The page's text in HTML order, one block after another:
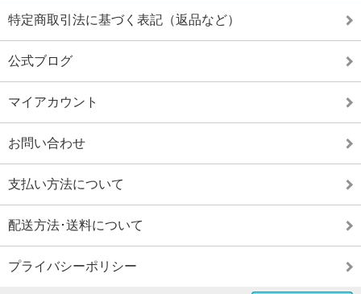
特定商取引法に基づく表記（返品など）
公式ブログ
マイアカウント
お問い合わせ
支払い方法について
配送方法･送料について
プライバシーポリシー